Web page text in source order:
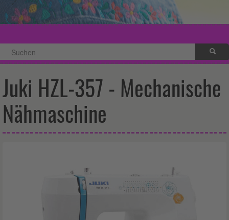
Juki HZL-357 - Mechanische
Nähmaschine